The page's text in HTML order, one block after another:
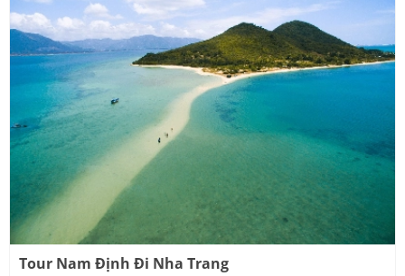
Tour Nam Định Đi Nha Trang